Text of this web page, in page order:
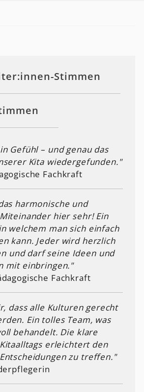
Stimmen
Gefühl – und genau das
Kita wiedergefunden."
Fachkraft
harmonische und
hier sehr! Ein
welchem man sich einfach
kann. Jeder wird herzlich
und darf seine Ideen und
mit einbringen."
Fachkraft
dass alle Kulturen gerecht
Ein tolles Team, was
behandelt. Die klare
erleichtert den
zu treffen."